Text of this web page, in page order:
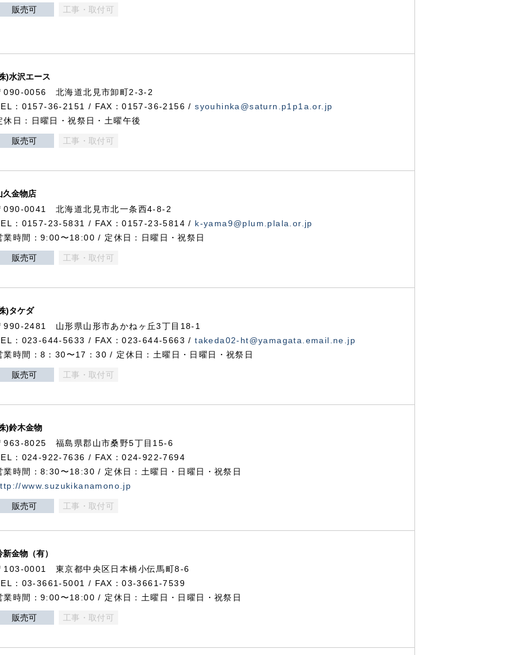
販売可 工事・取付可
)水沢エース
090-0056 北海道北見市卸町2-3-2
：0157-36-2151 / FAX：0157-36-2156 /syouhinka@saturn.p1p1a.or.jp
休日：日曜日・祝祭日・土曜午後
販売可 工事・取付可
久金物店
090-0041 北海道北見市北一条西4-8-2
：0157-23-5831 / FAX：0157-23-5814 / k-yama9@plum.plala.or.jp
業時間：9:00〜18:00 / 定休日：日曜日・祝祭日
販売可 工事・取付可
)タケダ
990-2481 山形県山形市あかねヶ丘3丁目18-1
：023-644-5633 / FAX：023-644-5663 /takeda02-ht@yamagata.email.ne.jp
業時間：8：30〜17：30 / 定休日：土曜日・日曜日・祝祭日
販売可 工事・取付可
)鈴木金物
963-8025 福島県郡山市桑野5丁目15-6
：024-922-7636 / FAX：024-922-7694
業時間：8:30〜18:30 / 定休日：土曜日・日曜日・祝祭日
www.suzukikanamono.jp
販売可 工事・取付可
新金物（有）
103-0001 東京都中央区日本橋小伝馬町8-6
：03-3661-5001 / FAX：03-3661-7539
業時間：9:00〜18:00 / 定休日：土曜日・日曜日・祝祭日
販売可 工事・取付可